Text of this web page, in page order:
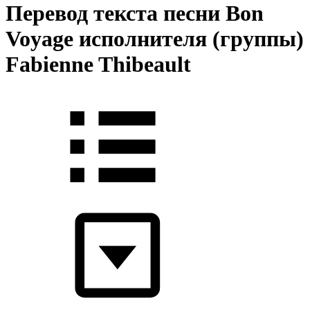
Перевод текста песни Bon
Voyage исполнителя (группы)
Fabienne Thibeault